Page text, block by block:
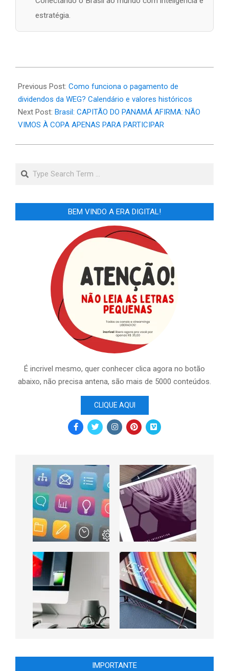
estratégia.
06-
16
Previous Post: Como funciona o pagamento de
dividendos da WEG? Calendário e valores históricos
Next Post: Brasil: CAPITÃO DO PANAMÁ AFIRMA: NÃO
VIMOS À COPA APENAS PARA PARTICIPAR
Search
BEM VINDO A ERA DIGITAL!
É incrivel mesmo, quer conhecer clica agora no botão
abaixo, não precisa antena, são mais de 5000 conteúdos.
CLIQUE AQUI
IMPORTANTE